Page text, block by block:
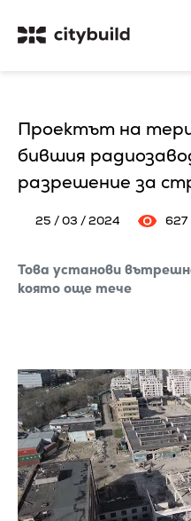
Проектът на
бившия
разрешение за
25 / 03 / 2024 627
Това установи
която още тече